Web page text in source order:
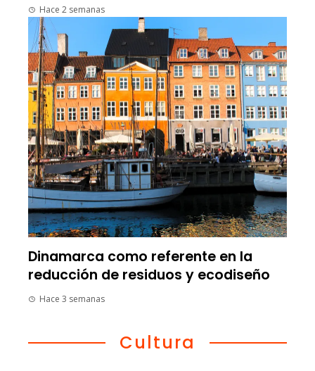
Hace 2 semanas
Dinamarca como referente en la
reducción de residuos y ecodiseño
Hace 3 semanas
Cultura